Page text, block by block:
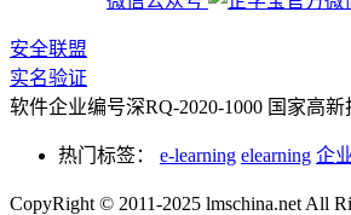
安全联盟
实名验证
软件企业编号深RQ-2020-1000 国家高新
热门标签： e-learning elearning 企
CopyRight © 2011-2025 lmschina.net All